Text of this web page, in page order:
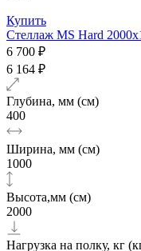
Купить
Стеллаж MS Hard
6 700 ₽
6 164 ₽
Глубина, мм (см)
400
Ширина, мм (см)
1000
Высота,мм (см)
2000
Нагрузка на полку, кг